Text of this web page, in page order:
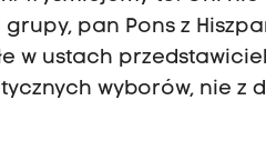
pan Pons z
w ustach
wyborów, nie z